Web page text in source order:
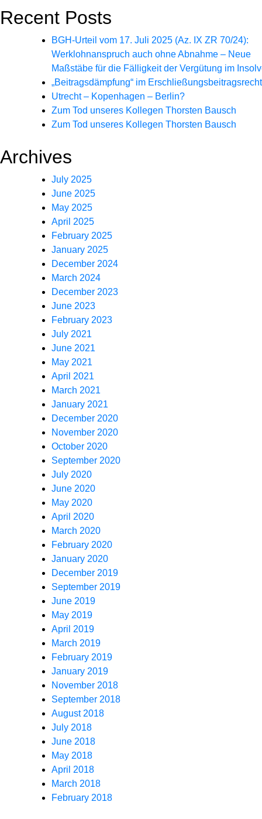
Recent Posts
BGH-Urteil vom 17. Juli 2025 (Az. IX ZR 70/24):
Werklohnanspruch auch ohne Abnahme – Neue
Maßstäbe für die Fälligkeit der Vergütung im
„Beitragsdämpfung“ im Erschließungsbeitragsrecht
Utrecht – Kopenhagen – Berlin?
Zum Tod unseres Kollegen Thorsten Bausch
Zum Tod unseres Kollegen Thorsten Bausch
Archives
July 2025
June 2025
May 2025
April 2025
February 2025
January 2025
December 2024
March 2024
December 2023
June 2023
February 2023
July 2021
June 2021
May 2021
April 2021
March 2021
January 2021
December 2020
November 2020
October 2020
September 2020
July 2020
June 2020
May 2020
April 2020
March 2020
February 2020
January 2020
December 2019
September 2019
June 2019
May 2019
April 2019
March 2019
February 2019
January 2019
November 2018
September 2018
August 2018
July 2018
June 2018
May 2018
April 2018
March 2018
February 2018